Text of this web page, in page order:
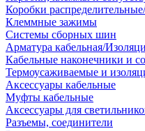
Коробки
Клеммные зажимы
Системы сборных шин
Арматура кабельная/
Кабельные наконечники и
Термоусаживаемые и
Аксессуары кабельные
Муфты кабельные
Аксессуары для
Разъемы, соединители